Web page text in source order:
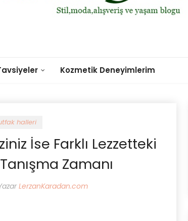
Kozmetik Deneyimlerim
halleri
İse Farklı Lezzetteki
Zamanı
LerzanKaradan.com